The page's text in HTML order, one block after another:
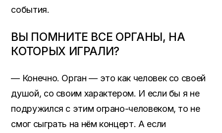
события.
ВЫ ПОМНИТЕ ВСЕ ОРГАНЫ, НА
КОТОРЫХ ИГРАЛИ?
— Конечно. Орган — это как человек со своей
душой, со своим характером. И если бы я не
подружился с этим ограно-человеком, то не
смог сыграть на нём концерт. А если